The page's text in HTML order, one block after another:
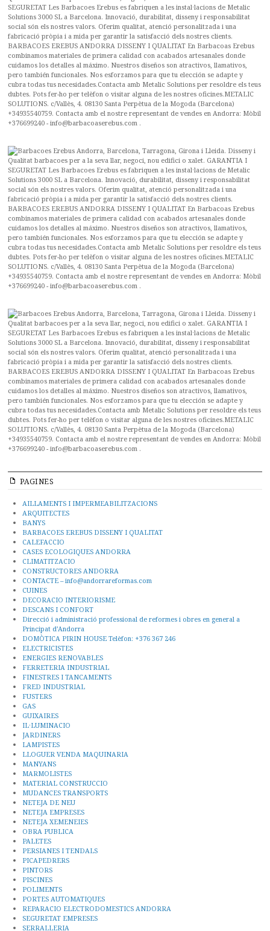
PAGINES
AILLAMENTS I IMPERMEABILITZACIONS
ARQUITECTES
BANYS
BARBACOES EREBUS DISSENY I QUALITAT
CALEFACCIO
CASES ECOLOGIQUES ANDORRA
CLIMATITZACIO
CONSTRUCTORES ANDORRA
CONTACTE – info@andorrareformas.com
CUINES
DECORACIO INTERIORISME
DESCANS I CONFORT
Direcció i administració professional de reformes i obres en general a
Principat d’Andorra
DOMÒTICA PIRIN HOUSE Telèfon: +376 367 246
ELECTRICISTES
ENERGIES RENOVABLES
FERRETERIA INDUSTRIAL
FINESTRES I TANCAMENTS
FRED INDUSTRIAL
FUSTERS
GAS
GUIXAIRES
IL·LUMINACIO
JARDINERS
LAMPISTES
LLOGUER VENDA MAQUINARIA
MANYANS
MARMOLISTES
MATERIAL CONSTRUCCIO
MUDANCES TRANSPORTS
NETEJA DE NEU
NETEJA EMPRESES
NETEJA XEMENEIES
OBRA PUBLICA
PALETES
PERSIANES I TENDALS
PICAPEDRERS
PINTORS
PISCINES
POLIMENTS
PORTES AUTOMATIQUES
REPARACIO ELECTRODOMESTICS ANDORRA
SEGURETAT EMPRESES
SERRALLERIA